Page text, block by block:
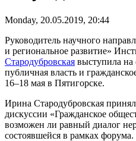
Monday, 20.05.2019, 20:44
Руководитель научного
и региональное развитие»
Стародубровская выступила
публичная власть и
16–18 мая в Пятигорске.
Ирина Стародубровская
дискуссии «Гражданское
возможен ли равный диалог
состоявшейся в рамках форума.